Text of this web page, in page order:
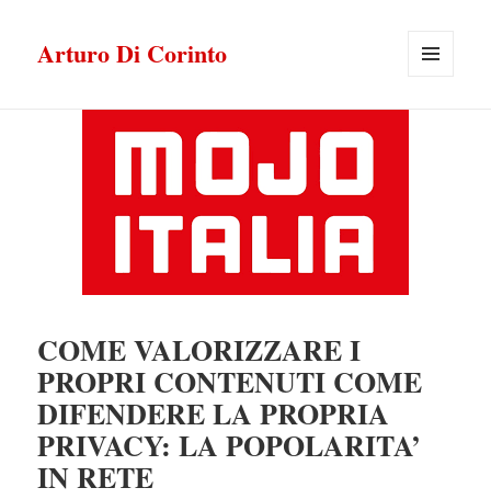
Arturo Di Corinto
COME VALORIZZARE I
PROPRI CONTENUTI COME
DIFENDERE LA PROPRIA
PRIVACY: LA POPOLARITA’
IN RETE